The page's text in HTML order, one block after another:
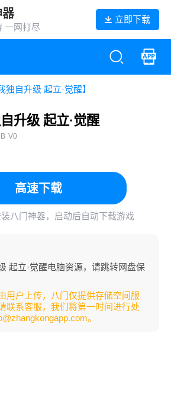
器
一网打尽
立即下载
独自升级 起立·觉醒】
升级 起立·觉醒
V0
高速下载
八门神器，启动后自动下载游戏
起立·觉醒电脑资源，请跳转网盘保
用户上传，八门仅提供存储空间服
联系客服，我们将第一时间进行处
。